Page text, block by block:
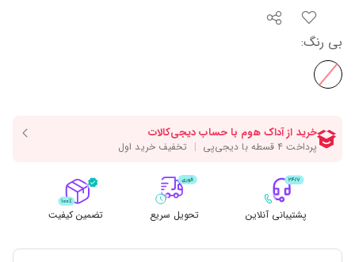
بی رنگ:
پشتیبانی آنلاین تحویل سریع تضمین کیفیت